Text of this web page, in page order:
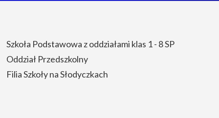
Szkoła Podstawowa z oddziałami klas 1 - 8 SP
Oddział Przedszkolny
Filia Szkoły na Słodyczkach